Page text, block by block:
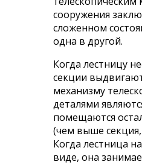
сооружения
сложенном
одна в другой.
Когда лестницу
секции
механизму
деталями
помещаются
(чем выше
Когда лестница
виде, она